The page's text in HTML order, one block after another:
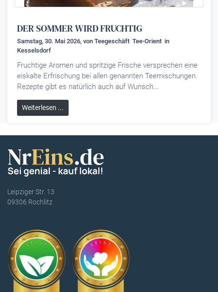
DER SOMMER WIRD FRUCHTIG
Samstag, 30. Mai 2026, von Teegeschäft Tee-Orient in
Kesselsdorf
Fruchtige Aromen und spritzige Frische versprechen eine
eiskalte Erfrischung bei allen genannten Teemischungen.
Rezepte gibt es natürlich auch auf Wunsch...
Weiterlesen ...
Leipziger Str. 13
09306 Rochlitz